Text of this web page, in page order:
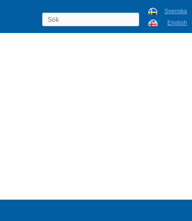
Svenska
English